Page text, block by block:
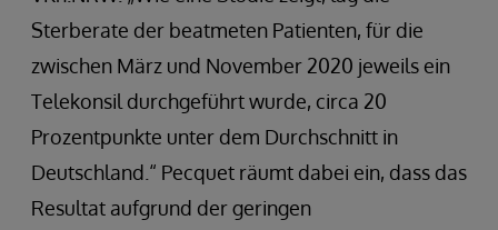
Sterberate der beatmeten Patienten, für die
zwischen März und November 2020 jeweils ein
Telekonsil durchgeführt wurde, circa 20
Prozentpunkte unter dem Durchschnitt in
Deutschland.“ Pecquet räumt dabei ein, dass das
Resultat aufgrund der geringen